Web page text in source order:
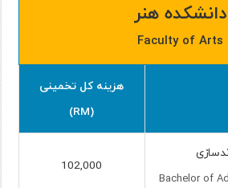
دانشکده هنر
Faculty of Arts
هزینه کل تخمینی
(RM)
Bachelor of
102,000